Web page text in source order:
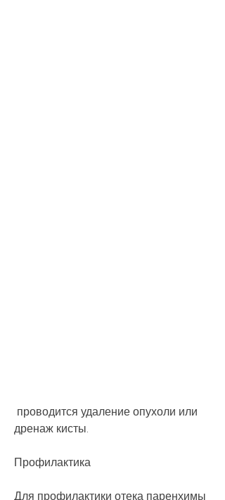
дренаж кисты.
Профилактика
Для профилактики отека паренхимы